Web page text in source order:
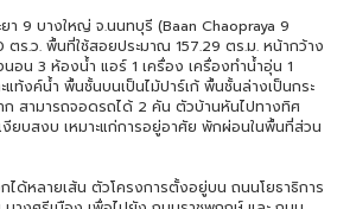
ยา 9 บางใหญ่ จ.นนทบุรี (Baan Chaopraya 9
ร.ว. พื้นที่ใช้สอยประมาณ 157.29 ตร.ม. หน้ากว้าง
อน 3 ห้องน้ำ แอร์ 1 เครื่อง เครื่องทำน้ำอุ่น 1
ท้งค์น้ำ พื้นชั้นบนเป็นไม้ปาร์เก้ พื้นชั้นล่างเป็นกระ
สามารถจอดรถได้ 2 คัน ตัวบ้านหันไปทางทิศ
ยบสงบ เหมาะแก่การอยู่อาศัย พักผ่อนในพื้นที่ส่วน
ได้หลายเส้น ตัวโครงการตั้งอยู่บน ถนนโยธาธิการ